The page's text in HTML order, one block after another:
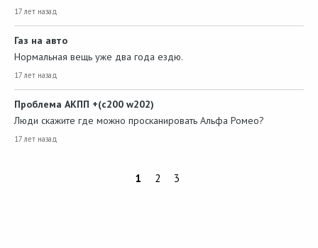
17 лет назад
Газ на авто
Нормальная вещь уже два года ездю.
17 лет назад
Проблема АКПП +(c200 w202)
Люди скажите где можно просканировать Альфа Ромео?
17 лет назад
1 2 3